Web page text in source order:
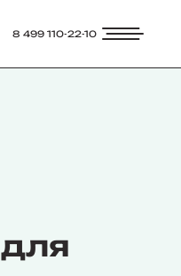
8 499 110-22-10